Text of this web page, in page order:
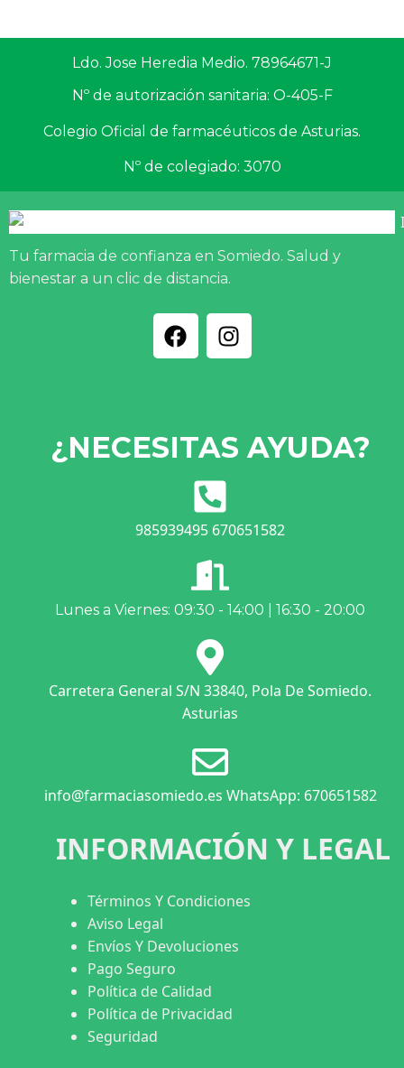
Ldo. Jose Heredia Medio. 78964671-J
Nº de autorización sanitaria: O-405-F
Colegio Oficial de farmacéuticos de Asturias.
Nº de colegiado: 3070
Tu farmacia de confianza en Somiedo. Salud y
bienestar a un clic de distancia.
¿NECESITAS AYUDA?
985939495 670651582
Lunes a Viernes: 09:30 - 14:00 | 16:30 - 20:00
Carretera General S/N 33840, Pola De Somiedo.
Asturias
info@farmaciasomiedo.es WhatsApp: 670651582
INFORMACIÓN Y LEGAL
Términos Y Condiciones
Aviso Legal
Envíos Y Devoluciones
Pago Seguro
Política de Calidad
Política de Privacidad
Seguridad